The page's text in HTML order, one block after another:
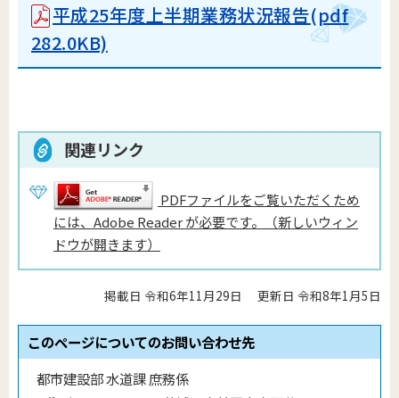
平成25年度上半期業務状況報告(pdf
282.0KB)
関連リンク
PDFファイルをご覧いただくため
には、Adobe Reader が必要です。（新しいウィン
ドウが開きます）
掲載日 令和6年11月29日 更新日 令和8年1月5日
このページについてのお問い合わせ先
都市建設部 水道課 庶務係